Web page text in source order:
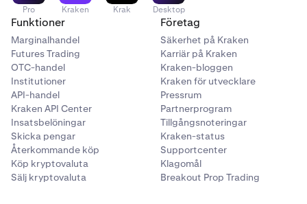
Pro Kraken Krak Desktop
Funktioner
Marginalhandel
Futures Trading
OTC-handel
Institutioner
API-handel
Kraken API Center
Insatsbelöningar
Skicka pengar
Återkommande köp
Köp kryptovaluta
Sälj kryptovaluta
Företag
Säkerhet på Kraken
Karriär på Kraken
Kraken-bloggen
Kraken för utvecklare
Pressrum
Partnerprogram
Tillgångsnoteringar
Kraken-status
Supportcenter
Klagomål
Breakout Prop Trading